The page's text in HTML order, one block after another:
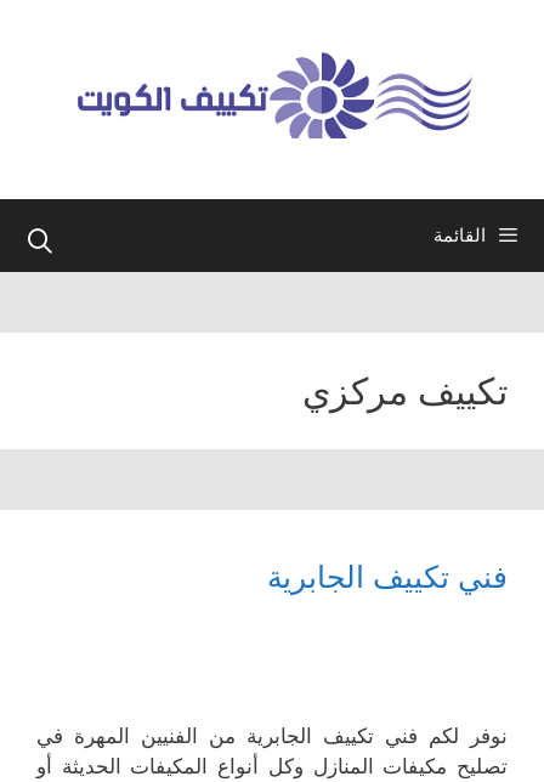
القائمة
تكييف مركزي
فني تكييف الجابرية
نوفر لكم فني تكييف الجابرية من الفنيين المهرة في
تصليح مكيفات المنازل وكل أنواع المكيفات الحديثة أو